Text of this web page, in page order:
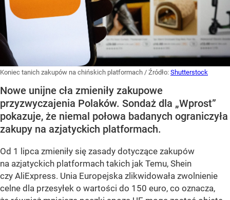
Koniec tanich zakupów na chińskich platformach / Źródło: Shutterstock
Nowe unijne cła zmieniły zakupowe
przyzwyczajenia Polaków. Sondaż dla „Wprost”
pokazuje, że niemal połowa badanych ograniczyła
zakupy na azjatyckich platformach.
Od 1 lipca zmieniły się zasady dotyczące zakupów
na azjatyckich platformach takich jak Temu, Shein
czy AliExpress. Unia Europejska zlikwidowała zwolnienie
celne dla przesyłek o wartości do 150 euro, co oznacza,